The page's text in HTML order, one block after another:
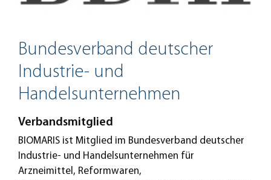
Bundesverband deutscher
Industrie- und
Handelsunternehmen
Verbandsmitglied
BIOMARIS ist Mitglied im Bundesverband deutscher
Industrie- und Handelsunternehmen für
Arzneimittel, Reformwaren,